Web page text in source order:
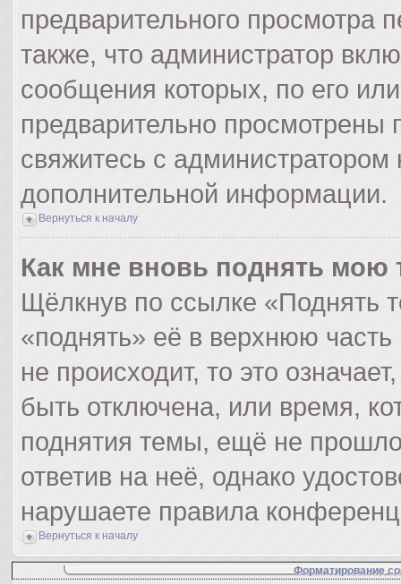
предварительного просмотра
также, что администратор
сообщения которых, по его
предварительно просмотрены
свяжитесь с
дополнительной информации.
Вернуться к началу
Как мне вновь поднять мою
Щёлкнув по ссылке «Поднять
«поднять» её в верхнюю
не происходит, то это
быть отключена, или время,
поднятия темы, ещё не
ответив на неё, однако
нарушаете правила
Вернуться к началу
Форматирование